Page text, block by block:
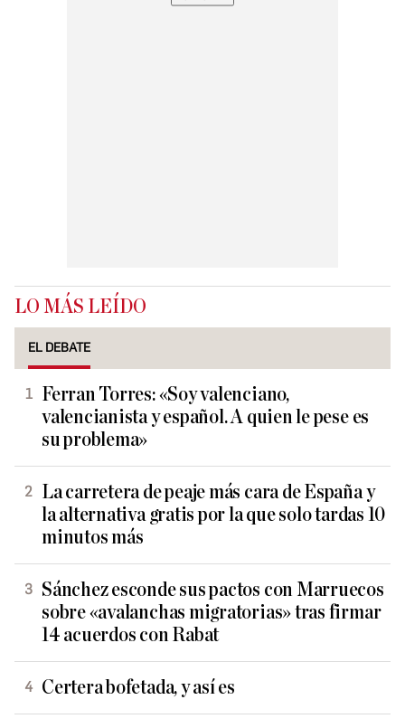
LO MÁS LEÍDO
EL DEBATE
Ferran Torres: «Soy valenciano,
valencianista y español. A quien le pese es
su problema»
La carretera de peaje más cara de España y
la alternativa gratis por la que solo tardas 10
minutos más
Sánchez esconde sus pactos con Marruecos
sobre «avalanchas migratorias» tras firmar
14 acuerdos con Rabat
Certera bofetada, y así es